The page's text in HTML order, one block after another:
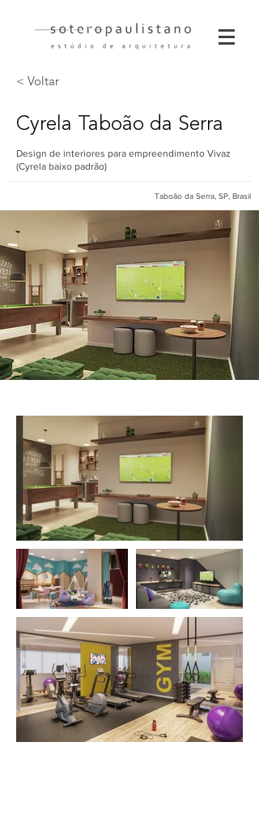
< Voltar
Cyrela Taboão da Serra
Design de interiores para empreendimento Vivaz
(Cyrela baixo padrão)
Taboão da Serra, SP, Brasil